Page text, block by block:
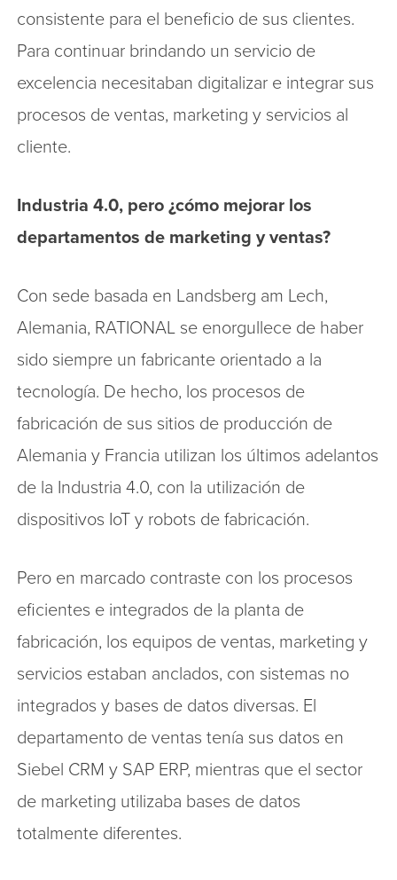
consistente para el beneficio de sus clientes.
Para continuar brindando un servicio de
excelencia necesitaban digitalizar e integrar sus
procesos de ventas, marketing y servicios al
cliente.
Industria 4.0, pero ¿cómo mejorar los
departamentos de marketing y ventas?
Con sede basada en Landsberg am Lech,
Alemania, RATIONAL se enorgullece de haber
sido siempre un fabricante orientado a la
tecnología. De hecho, los procesos de
fabricación de sus sitios de producción de
Alemania y Francia utilizan los últimos adelantos
de la Industria 4.0, con la utilización de
dispositivos IoT y robots de fabricación.
Pero en marcado contraste con los procesos
eficientes e integrados de la planta de
fabricación, los equipos de ventas, marketing y
servicios estaban anclados, con sistemas no
integrados y bases de datos diversas. El
departamento de ventas tenía sus datos en
Siebel CRM y SAP ERP, mientras que el sector
de marketing utilizaba bases de datos
totalmente diferentes.